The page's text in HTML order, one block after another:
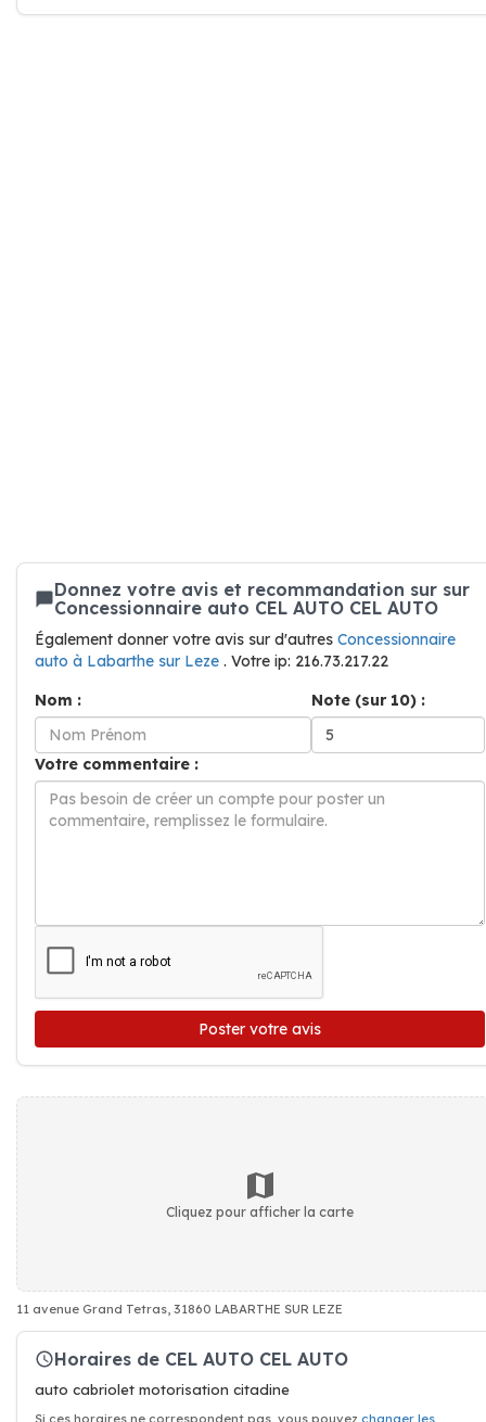
Donnez votre avis et recommandation sur sur
Concessionnaire auto CEL AUTO CEL AUTO
Également donner votre avis sur d'autres Concessionnaire
auto à Labarthe sur Leze . Votre ip: 216.73.217.22
Nom :
Note (sur 10) :
Votre commentaire :
Poster votre avis
Cliquez pour afficher la carte
11 avenue Grand Tetras, 31860 LABARTHE SUR LEZE
Horaires de CEL AUTO CEL AUTO
auto cabriolet motorisation citadine
Si ces horaires ne correspondent pas, vous pouvez changer les